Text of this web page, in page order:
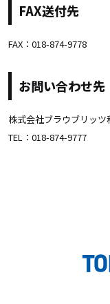
FAX送付先
FAX：018-874-9778
お問い合わせ先
株式会社ブラウブリッツ
TEL：018-874-9777